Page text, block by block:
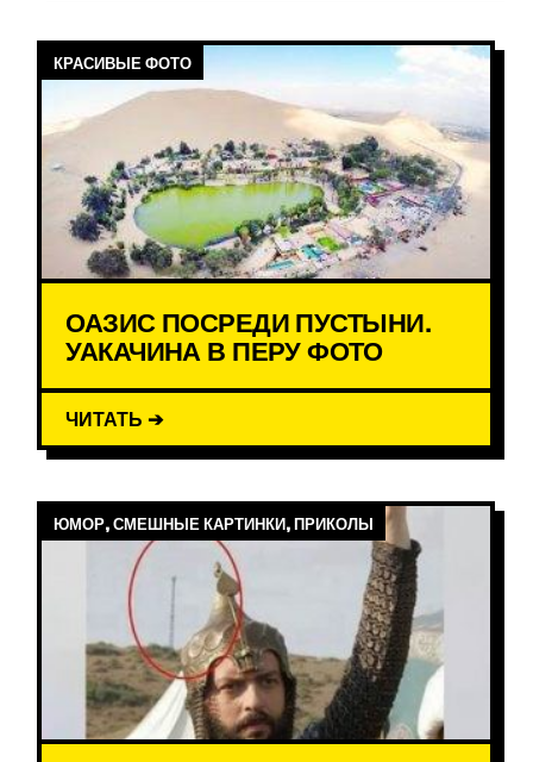
КРАСИВЫЕ ФОТО
ОАЗИС ПОСРЕДИ ПУСТЫНИ.
УАКАЧИНА В ПЕРУ ФОТО
ЧИТАТЬ ➔
ЮМОР, СМЕШНЫЕ КАРТИНКИ, ПРИКОЛЫ